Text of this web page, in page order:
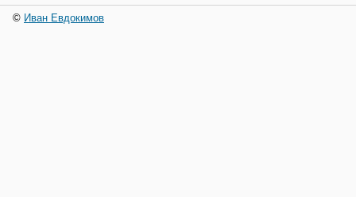
© Иван Евдокимов